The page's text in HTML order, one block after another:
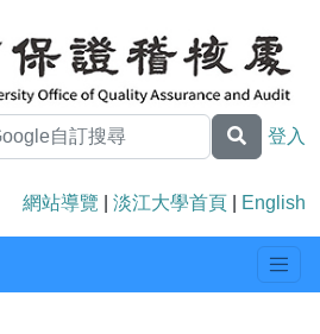
登入
網站導覽 淡江大學首頁 English